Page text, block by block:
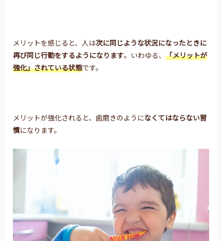
メリットを感じると、人は次に同じような状況になったときに
再び同じ行動をするようになります。いわゆる、 「メリットが
強化」されている状態です。
メリットが強化されると、歯磨きのようになくてはならない習
慣になります。